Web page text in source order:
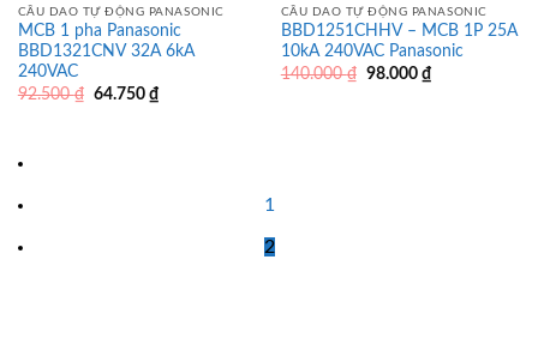
CẦU DAO TỰ ĐỘNG PANASONIC
MCB 1 pha Panasonic
BBD1321CNV 32A 6kA
240VAC
92.500₫ Giá
64.750 ₫Giá
hiện
CẦU DAO TỰ ĐỘNG PANASONIC
BBD1251CHHV – MCB 1P 25A
10kA 240VAC Panasonic
140.000₫ Giá
98.000 ₫Giá
hiện
1
2